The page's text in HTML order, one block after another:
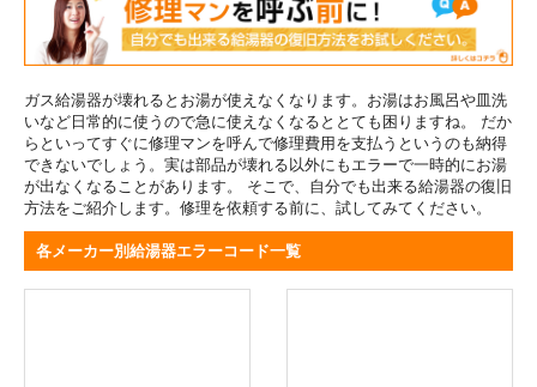
ガス給湯器が壊れるとお湯が使えなくなります。お湯はお風呂や皿洗
いなど日常的に使うので急に使えなくなるととても困りますね。 だか
らといってすぐに修理マンを呼んで修理費用を支払うというのも納得
できないでしょう。実は部品が壊れる以外にもエラーで一時的にお湯
が出なくなることがあります。 そこで、自分でも出来る給湯器の復旧
方法をご紹介します。修理を依頼する前に、試してみてください。
各メーカー別給湯器エラーコード一覧